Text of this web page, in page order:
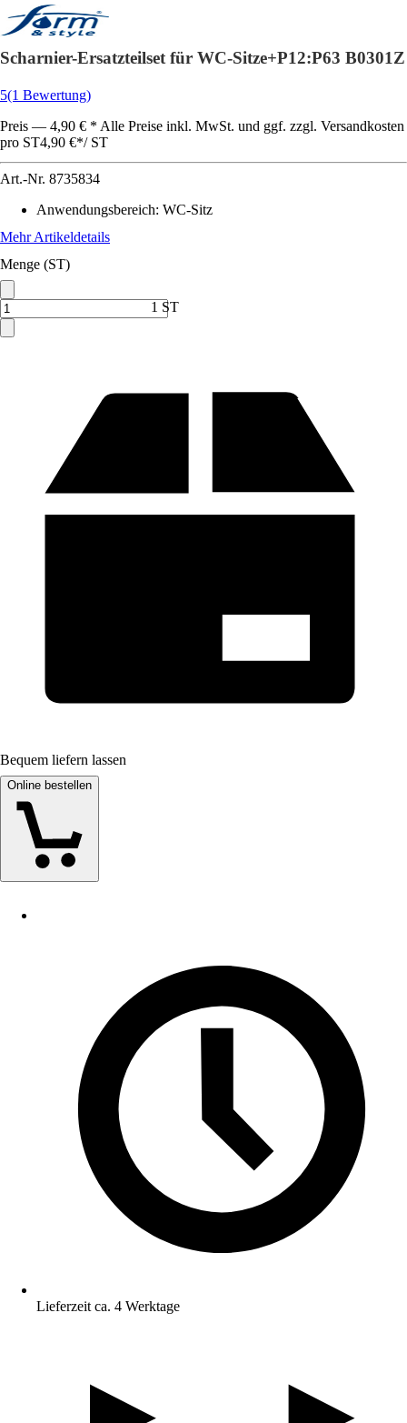
Scharnier-Ersatzteilset für WC-Sitze+P12:P63 B0301Z
5(1 Bewertung)
Preis — 4,90 € * Alle Preise inkl. MwSt. und ggf. zzgl. Versandkosten
pro ST4,90 €*/ ST
Art.-Nr. 8735834
Anwendungsbereich: WC-Sitz
Mehr Artikeldetails
Menge (ST)
1 ST
Bequem liefern lassen
Online bestellen
Lieferzeit ca. 4 Werktage